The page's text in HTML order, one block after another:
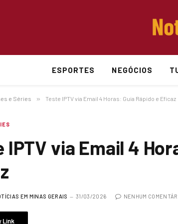
ESPORTES NEGÓCIOS
e Séries » Teste IPTV via Email 4 Horas: Guia Rápido e Eficaz
IPTV via Email 4
EM MINAS GERAIS 31/03/2026 NENHUM
Link